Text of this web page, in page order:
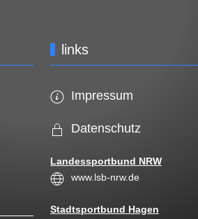
links
Impressum
Datenschutz
Landessportbund NRW
www.lsb-nrw.de
Stadtsportbund Hagen